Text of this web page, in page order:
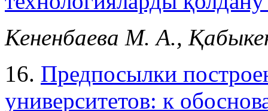
Кененбаева М. А.,
16. Предпосылки
университетов: к